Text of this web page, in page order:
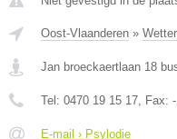
Oost-Vlaanderen »
Jan broeckaertlaan 18
Tel: 0470 19 15 17, Fax: -
E-mail › Psylodie